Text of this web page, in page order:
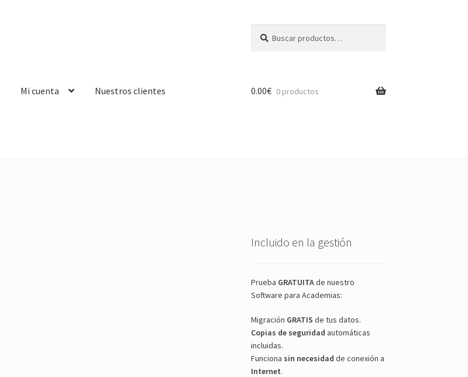
por:
Mi cuenta Nuestros clientes 0.00€ 0 productos
Incluido en la gestión
Prueba GRATUITAde nuestro
Software para Academias:
Migración GRATIS de tus datos.
Copias de seguridad automáticas
incluidas.
Funciona sin necesidad de conexión a
Internet.